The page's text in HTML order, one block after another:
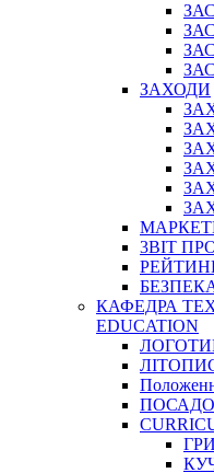
ЗАХОДИ
3BIT
КАФЕДРА
EDUCATION